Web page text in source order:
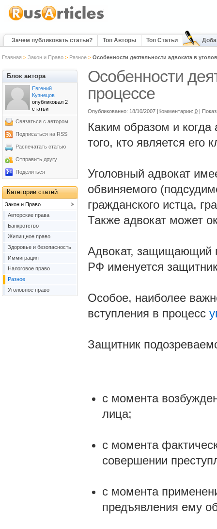
Зачем публиковать статьи? Топ Авторы Топ Статьи
Главная > Закон и Право> Разное> Особенности деятельности адвоката в
Особенности
процессе
Опубликованно: 18/10/2007 |Комментарии: 0 |
Каким образом и когда
того, кто является его
Уголовный адвокат
обвиняемого
гражданского истца,
Также адвокат может
Адвокат, защищающий
РФ именуется
Особое, наиболее
вступления в процесс
Защитник
с момента
лица;
с момента
совершении
с момента
предъявления ему
Блок автора
Евгений
Кузнецов
опубликовал 2
статьи
Связаться с автором
Подписаться на RSS
Распечатать статью
Отправить другу
Поделиться
Категории статей
Закон и Право
Авторские права
Банкротство
Жилищное право
Здоровье и безопасность
Иммиграция
Налоговое право
Разное
Уголовное право